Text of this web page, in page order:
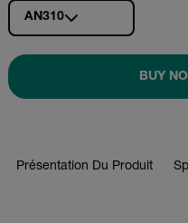
AN310
BUY
Présentation Du Produit